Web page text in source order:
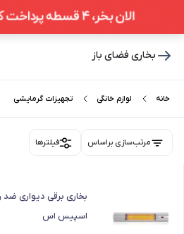
بخاری فضای باز
خانه لوازم خانگی تجهیزات گرمایشی
مرتب‌سازی براساس فیلترها
اسپیس اس